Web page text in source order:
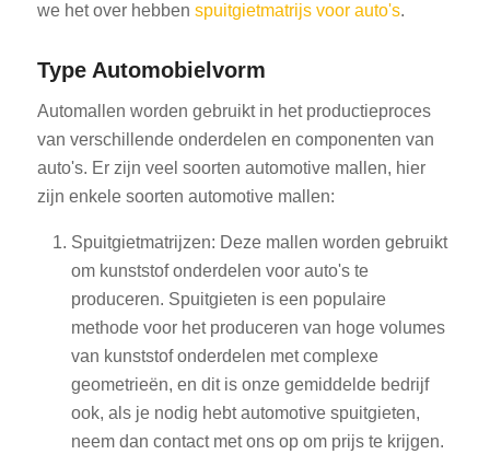
we het over hebben spuitgietmatrijs voor auto's.
Type Automobielvorm
Automallen worden gebruikt in het productieproces
van verschillende onderdelen en componenten van
auto's. Er zijn veel soorten automotive mallen, hier
zijn enkele soorten automotive mallen:
Spuitgietmatrijzen: Deze mallen worden gebruikt
om kunststof onderdelen voor auto's te
produceren. Spuitgieten is een populaire
methode voor het produceren van hoge volumes
van kunststof onderdelen met complexe
geometrieën, en dit is onze gemiddelde bedrijf
ook, als je nodig hebt automotive spuitgieten,
neem dan contact met ons op om prijs te krijgen.